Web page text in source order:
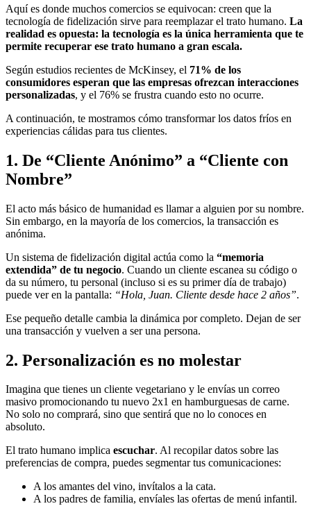
Aquí es donde muchos comercios se equivocan: creen que la
tecnología de fidelización sirve para reemplazar el trato humano. La
realidad es opuesta: la tecnología es la única herramienta que te
permite recuperar ese trato humano a gran escala.
Según estudios recientes de McKinsey, el 71% de los
consumidores esperan que las empresas ofrezcan interacciones
personalizadas, y el 76% se frustra cuando esto no ocurre.
A continuación, te mostramos cómo transformar los datos fríos en
experiencias cálidas para tus clientes.
1. De “Cliente Anónimo” a “Cliente con
Nombre”
El acto más básico de humanidad es llamar a alguien por su nombre.
Sin embargo, en la mayoría de los comercios, la transacción es
anónima.
Un sistema de fidelización digital actúa como la “memoria
extendida” de tu negocio. Cuando un cliente escanea su código o
da su número, tu personal (incluso si es su primer día de trabajo)
puede ver en la pantalla: “Hola, Juan. Cliente desde hace 2 años”.
Ese pequeño detalle cambia la dinámica por completo. Dejan de ser
una transacción y vuelven a ser una persona.
2. Personalización es no molestar
Imagina que tienes un cliente vegetariano y le envías un correo
masivo promocionando tu nuevo 2x1 en hamburguesas de carne.
No solo no comprará, sino que sentirá que no lo conoces en
absoluto.
El trato humano implica escuchar. Al recopilar datos sobre las
preferencias de compra, puedes segmentar tus comunicaciones:
A los amantes del vino, invítalos a la cata.
A los padres de familia, envíales las ofertas de menú infantil.